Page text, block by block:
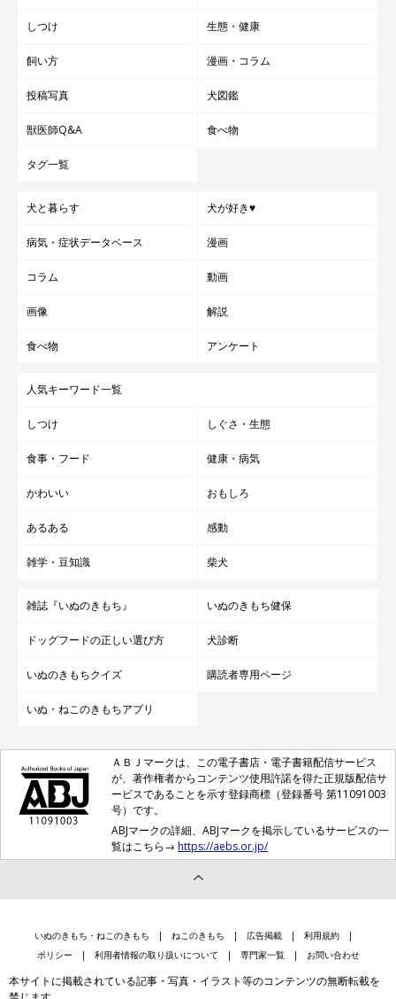
しつけ 生態・健康
飼い方 漫画・コラム
投稿写真 犬図鑑
獣医師Q&A 食べ物
タグ一覧
犬と暮らす 犬が好き♥
病気・症状データベース 漫画
コラム 動画
画像 解説
食べ物 アンケート
人気キーワード一覧
しつけ しぐさ・生態
食事・フード 健康・病気
かわいい おもしろ
あるある 感動
雑学・豆知識 柴犬
雑誌『いぬのきもち』 いぬのきもち健保
ドッグフードの正しい選び方 犬診断
いぬのきもちクイズ 購読者専用ページ
いぬ・ねこのきもちアプリ
ＡＢＪマークは、この電子書店・電子書籍配信サービス
が、著作権者からコンテンツ使用許諾を得た正規版配信サ
ービスであることを示す登録商標（登録番号 第11091003
号）です。
ABJマークの詳細、ABJマークを掲示しているサービスの一
覧はこちら→ https://aebs.or.jp/
いぬのきもち・ねこのきもち ねこのきもち 広告掲載
利用規約
ポリシー
利用者情報の取り扱いについて 専門家一覧 お問い合わせ
本サイトに掲載されている記事・写真・イラスト等のコンテンツの無断転載を